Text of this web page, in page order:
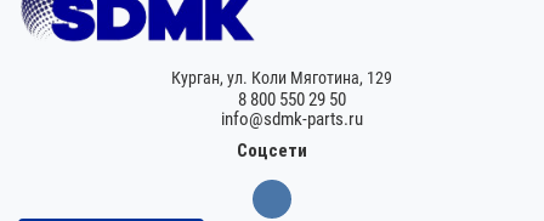
Курган, ул. Коли Мяготина, 129
8 800 550 29 50
info@sdmk-parts.ru
Соцсети